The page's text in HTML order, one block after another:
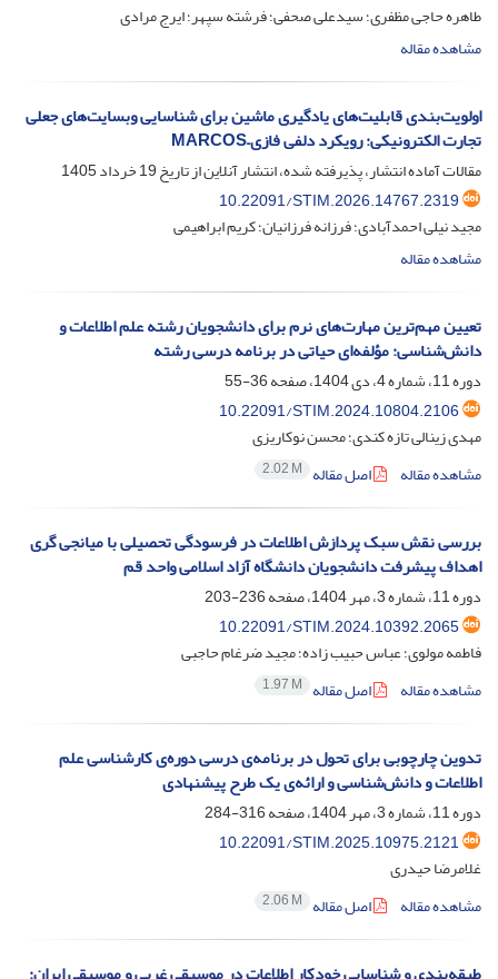
طاهره حاجی مظفری؛ سیدعلی صحفی؛ فرشته سپهر؛ ایرج مرادی
مشاهده مقاله
اولویت‌بندی قابلیت‌های یادگیری ماشین برای شناسایی وبسایت‌های جعلی
تجارت الکترونیکی: رویکرد دلفی فازی–MARCOS
مقالات آماده انتشار، پذیرفته شده، انتشار آنلاین از تاریخ19 خرداد 1405
10.22091/STIM.2026.14767.2319
مجید نیلی احمدآبادی؛ فرزانه فرزانیان؛ کریم ابراهیمی
مشاهده مقاله
تعیین مهم‌ترین مهارت‌های نرم برای دانشجویان رشته علم اطلاعات و
دانش‌شناسی: مؤلفه‌ای حیاتی در برنامه درسی رشته
دوره 11، شماره 4، دی 1404، صفحه
36-55
10.22091/STIM.2024.10804.2106
مهدی زینالی تازه کندی؛ محسن نوکاریزی
مشاهده مقاله
اصل مقاله 2.02 M
بررسی نقش سبک پردازش اطلاعات در فرسودگی تحصیلی با میانجی گری
اهداف پیشرفت دانشجویان دانشگاه آزاد اسلامی واحد قم
دوره 11، شماره 3، مهر 1404، صفحه
236-203
10.22091/STIM.2024.10392.2065
فاطمه مولوی؛ عباس حبیب زاده؛ مجید ضرغام حاجبی
مشاهده مقاله
اصل مقاله 1.97 M
تدوین چارچوبی برای تحول در برنامه‌ی درسی دوره‌ی کارشناسی علم
اطلاعات و دانش‌شناسی و ارائه‌ی یک طرح پیشنهادی
دوره 11، شماره 3، مهر 1404، صفحه
316-284
10.22091/STIM.2025.10975.2121
غلامرضا حیدری
مشاهده مقاله
اصل مقاله 2.06 M